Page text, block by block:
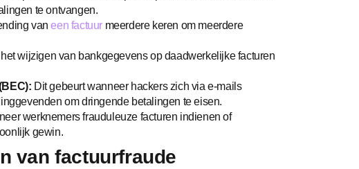
te ontvangen.
vaneen factuurmeerdere keren om meerdere
het wijzigen van bankgegevens op daadwerkelijke facturen
Dit gebeurt wanneer hackers zich via e-mails
om dringende betalingen te eisen.
werknemers frauduleuze facturen indienen of
gewin.
van factuurfraude